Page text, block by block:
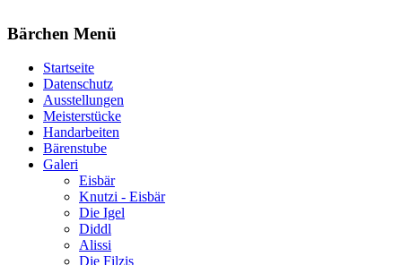
Bärchen Menü
Startseite
Datenschutz
Ausstellungen
Meisterstücke
Handarbeiten
Bärenstube
Galeri
Eisbär
Knutzi - Eisbär
Die Igel
Diddl
Alissi
Die Filzis